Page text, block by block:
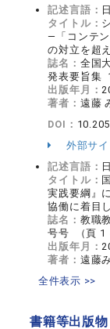
記述言語：
タイトル：
―「コンテン
の対立を超
誌名： 全国
発表要旨集
出版年月：
著者： 遠藤
DOI：
外部サ
記述言語：
タイトル：
実践要綱』
協働に着目
誌名： 教職
号号 （頁 1
出版年月：
著者： 遠藤
全件表示 >>
書籍等出版物